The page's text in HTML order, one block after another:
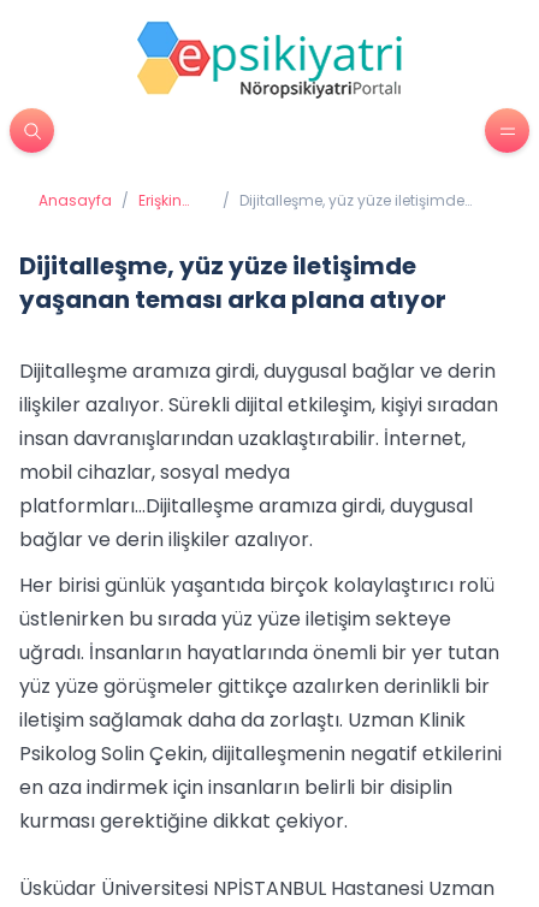
Anasayfa / Erişkin
/ Dijitalleşme, yüz yüze iletişimde
Dijitalleşme, yüz yüze iletişimde
yaşanan teması arka plana atıyor
Dijitalleşme aramıza girdi, duygusal bağlar ve derin
ilişkiler azalıyor. Sürekli dijital etkileşim, kişiyi sıradan
insan davranışlarından uzaklaştırabilir. İnternet,
mobil cihazlar, sosyal medya
platformları...Dijitalleşme aramıza girdi, duygusal
bağlar ve derin ilişkiler azalıyor.
Her birisi günlük yaşantıda birçok kolaylaştırıcı rolü
üstlenirken bu sırada yüz yüze iletişim sekteye
uğradı. İnsanların hayatlarında önemli bir yer tutan
yüz yüze görüşmeler gittikçe azalırken derinlikli bir
iletişim sağlamak daha da zorlaştı. Uzman Klinik
Psikolog Solin Çekin, dijitalleşmenin negatif etkilerini
en aza indirmek için insanların belirli bir disiplin
kurması gerektiğine dikkat çekiyor.
Üsküdar Üniversitesi NPİSTANBUL Hastanesi Uzman